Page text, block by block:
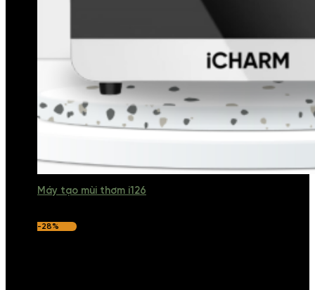
Máy tạo mùi thơm i126
-28%